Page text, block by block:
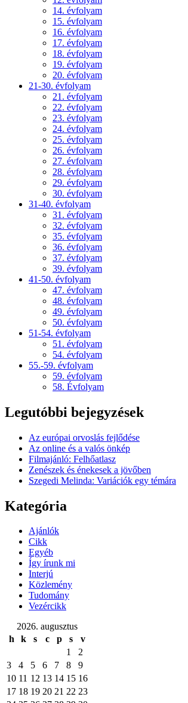
14. évfolyam
15. évfolyam
16. évfolyam
17. évfolyam
18. évfolyam
19. évfolyam
20. évfolyam
21-30. évfolyam
21. évfolyam
22. évfolyam
23. évfolyam
24. évfolyam
25. évfolyam
26. évfolyam
27. évfolyam
28. évfolyam
29. évfolyam
30. évfolyam
31-40. évfolyam
31. évfolyam
32. évfolyam
35. évfolyam
36. évfolyam
37. évfolyam
39. évfolyam
41-50. évfolyam
47. évfolyam
48. évfolyam
49. évfolyam
50. évfolyam
51-54. évfolyam
51. évfolyam
54. évfolyam
55.-59. évfolyam
59. évfolyam
58. Évfolyam
Legutóbbi bejegyzések
Az európai orvoslás fejlődése
Az online és a valós önkép
Filmajánló: Felhőatlasz
Zenészek és énekesek a jövőben
Szegedi Melinda: Variációk egy témára
Kategória
Ajánlók
Cikk
Egyéb
Így írunk mi
Interjú
Közlemény
Tudomány
Vezércikk
2026. augusztus
h
k s c p s
v
1
2
3
4 5 6 7 8
9
10 11 12 13 14 15 16
17 18 19 20 21 22 23